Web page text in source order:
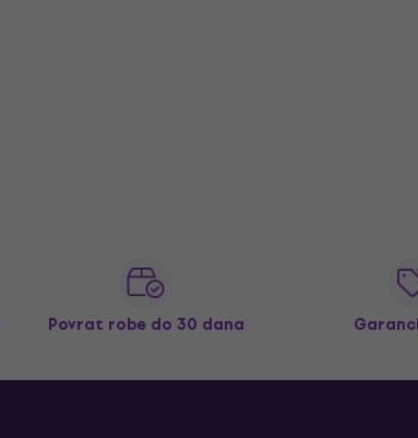
Povrat robe do 30 dana